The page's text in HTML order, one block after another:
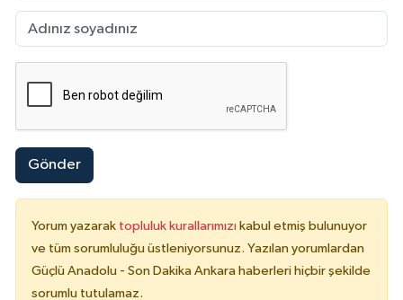
Gönder
Yorum yazarak topluluk kurallarımızı kabul etmiş bulunuyor
ve tüm sorumluluğu üstleniyorsunuz. Yazılan yorumlardan
Güçlü Anadolu - Son Dakika Ankara haberleri hiçbir şekilde
sorumlu tutulamaz.